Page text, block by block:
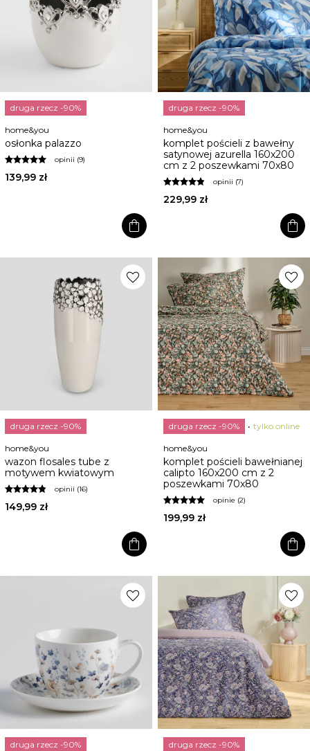
druga rzecz -90%
home&you
osłonka palazzo
opinii (9)
139,99 zł
shopping_bag
druga rzecz -90%
home&you
komplet pościeli z bawełny
satynowej azurella 160x200
cm z 2 poszewkami 70x80
opinii (7)
229,99 zł
shopping_bag
favorite
druga rzecz -90%
home&you
wazon flosales tube z
motywem kwiatowym
opinii (16)
149,99 zł
shopping_bag
favorite
druga rzecz -90% tylko online
home&you
komplet pościeli bawełnianej
calipto 160x200 cm z 2
poszewkami 70x80
opinie (2)
199,99 zł
shopping_bag
favorite
druga rzecz -90%
favorite
druga rzecz -90%